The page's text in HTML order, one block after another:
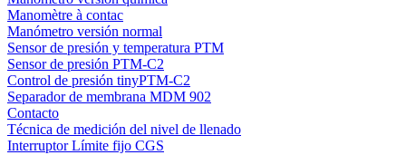
Manomètre à contac
Manómetro versión normal
Sensor de presión y temperatura PTM
Sensor de presión PTM-C2
Control de presión tinyPTM-C2
Separador de membrana MDM 902
Contacto
Técnica de medición del nivel de llenado
Interruptor Límite fijo CGS